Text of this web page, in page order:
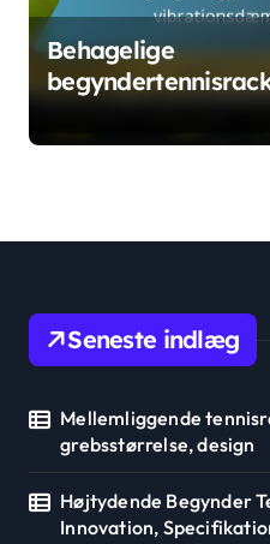
Behagelige
Seneste indlæg
Mellemliggende
grebsstørrelse, design
Højtydende Begynder
Innovation,